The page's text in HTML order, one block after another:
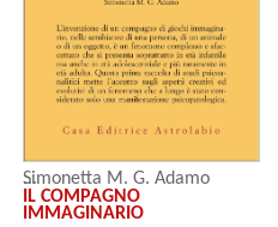
Simonetta M. G. Adamo
IL COMPAGNO
IMMAGINARIO